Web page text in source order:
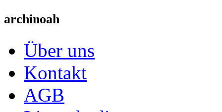
archinoah
Über uns
Kontakt
AGB